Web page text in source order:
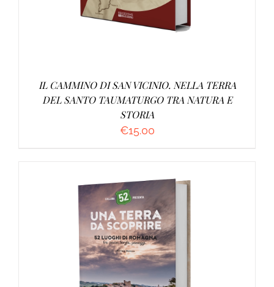
IL CAMMINO DI SAN VICINIO. NELLA TERRA
DEL SANTO TAUMATURGO TRA NATURA E
STORIA
€15.00
AGGIUNGI AL CARRELLO /